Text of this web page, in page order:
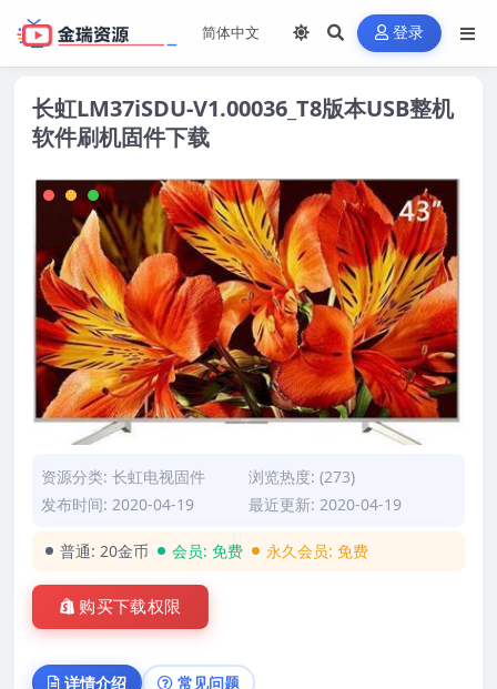
登录
长虹LM37iSDU-V1.00036_T8版本USB整机
软件刷机固件下载
资源分类: 长虹电视固件
浏览热度: (273)
发布时间: 2020-04-19
最近更新: 2020-04-19
普通: 20金币 会员: 免费 永久会员: 免费
购买下载权限
详情介绍 常见问题